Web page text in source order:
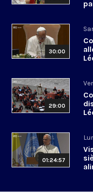
30:00
29:00
01:24:57